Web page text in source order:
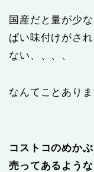
国産だと量が少
ぱい味付けがさ
ない、、、、
なんてことありま
コストコのめか
売ってあるよう